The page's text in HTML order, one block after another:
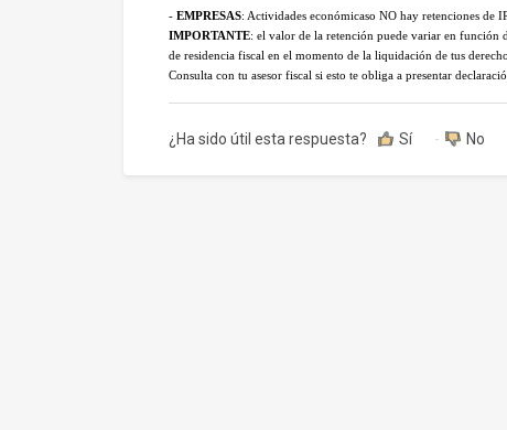
- EMPRESAS: Actividades económicaso NO hay retenciones de
IMPORTANTE: el valor de la retención puede variar en función
de residencia fiscal en el momento de la liquidación de tus
Consulta con tu asesor fiscal si esto te obliga a presentar
¿Ha sido útil esta respuesta? Sí No